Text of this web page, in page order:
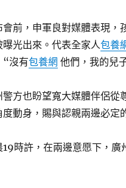
會前，申軍良對媒體表現，
曝光出來。代表全家人包養
“沒有包養網 他們，我的兒
警方也盼望寬大媒體伴侶從
度動身，賜與認親兩邊必定
19時許，在兩邊意愿下，廣